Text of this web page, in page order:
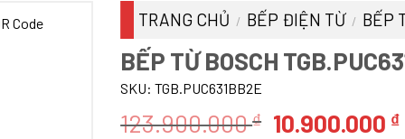
TRANG CHỦ / BẾP ĐIỆN TỪ / BẾP
BẾP TỪ BOSCH
SKU: TGB.PUC631BB2E
123.900.000₫ Giá
10.900.000 ₫